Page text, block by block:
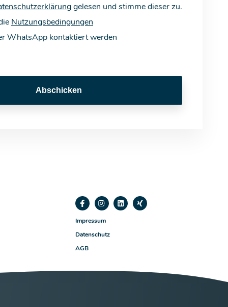
gelesen und stimme dieser zu.
Nutzungsbedingungen
WhatsApp kontaktiert werden
Abschicken
Impressum
Datenschutz
AGB